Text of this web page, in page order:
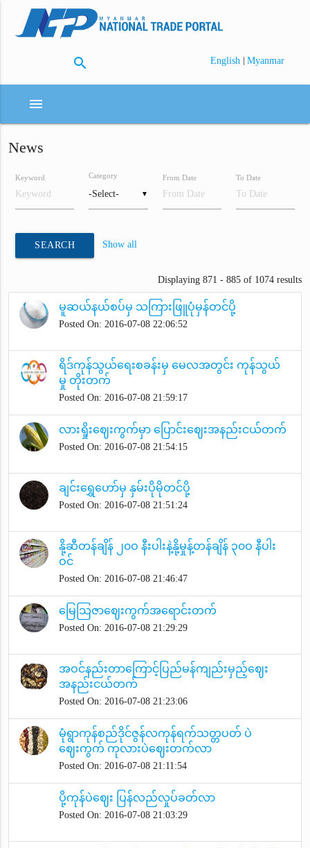
search English | Myanmar
menu
News
Keyword
▼
Category From Date To Date
SEARCH Show all
Displaying 871 - 885 of 1074 results
မူဆယ်နယ်စပ်မှ သကြားဖြူပုံမှန်တင်ပို့
Posted On: 2016-07-08 22:06:52
ရိဒ်ကုန်သွယ်ရေးစခန်းမှ မေလအတွင်း ကုန်သွယ်
မှု တိုးတက်
Posted On: 2016-07-08 21:59:17
လားရှိုးဈေးကွက်မှာ ပြောင်းဈေးအနည်းငယ်တက်
Posted On: 2016-07-08 21:54:15
ချင်းရွှေဟော်မှ နှမ်းပိုမိုတင်ပို့
Posted On: 2016-07-08 21:51:24
နို့ဆီတန်ချိန် ၂၀ဝ နီးပါးနဲ့နို့မှုန့်တန်ချိန် ၃၀ဝ နီပါး
ဝင်
Posted On: 2016-07-08 21:46:47
မြေသြဇာဈေးကွက်အရောင်းတက်
Posted On: 2016-07-08 21:29:29
အဝင်နည်းတာကြောင့်ပြည်မန်ကျည်းမှည့်ဈေး
အနည်းငယ်တက်
Posted On: 2016-07-08 21:23:06
မုံရွာကုန်စည်ဒိုင်ဇွန်လကုန်ရက်သတ္တပတ် ပဲ
ဈေးကွက် ကုလားပဲဈေးတက်လာ
Posted On: 2016-07-08 21:11:54
ပို့ကုန်ပဲဈေး ပြန်လည်လှုပ်ခတ်လာ
Posted On: 2016-07-08 21:03:29